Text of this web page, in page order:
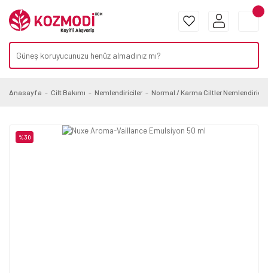
Anasayfa Cilt Bakımı Nemlendiriciler Normal / Karma Ciltler
%30